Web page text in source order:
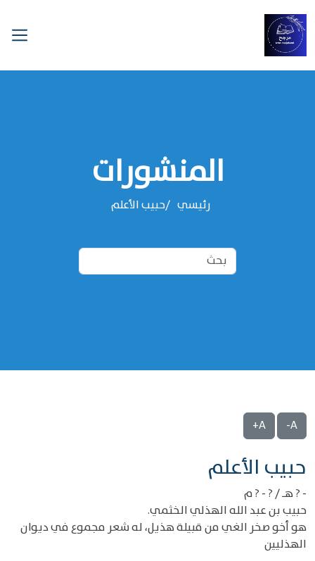
المنشورات
رئيسي ‌‌حبيب الأعلم
A-
A+
‌‌حبيب الأعلم
- ? هـ / ? - ? م
حبيب بن عبد الله الهذلي الخثمي.
هو أخو صخر الغي من قبيلة هذيل، له شعر مجموع في ديوان
الهذليين